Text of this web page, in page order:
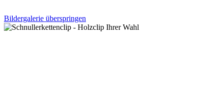
Bildergalerie überspringen